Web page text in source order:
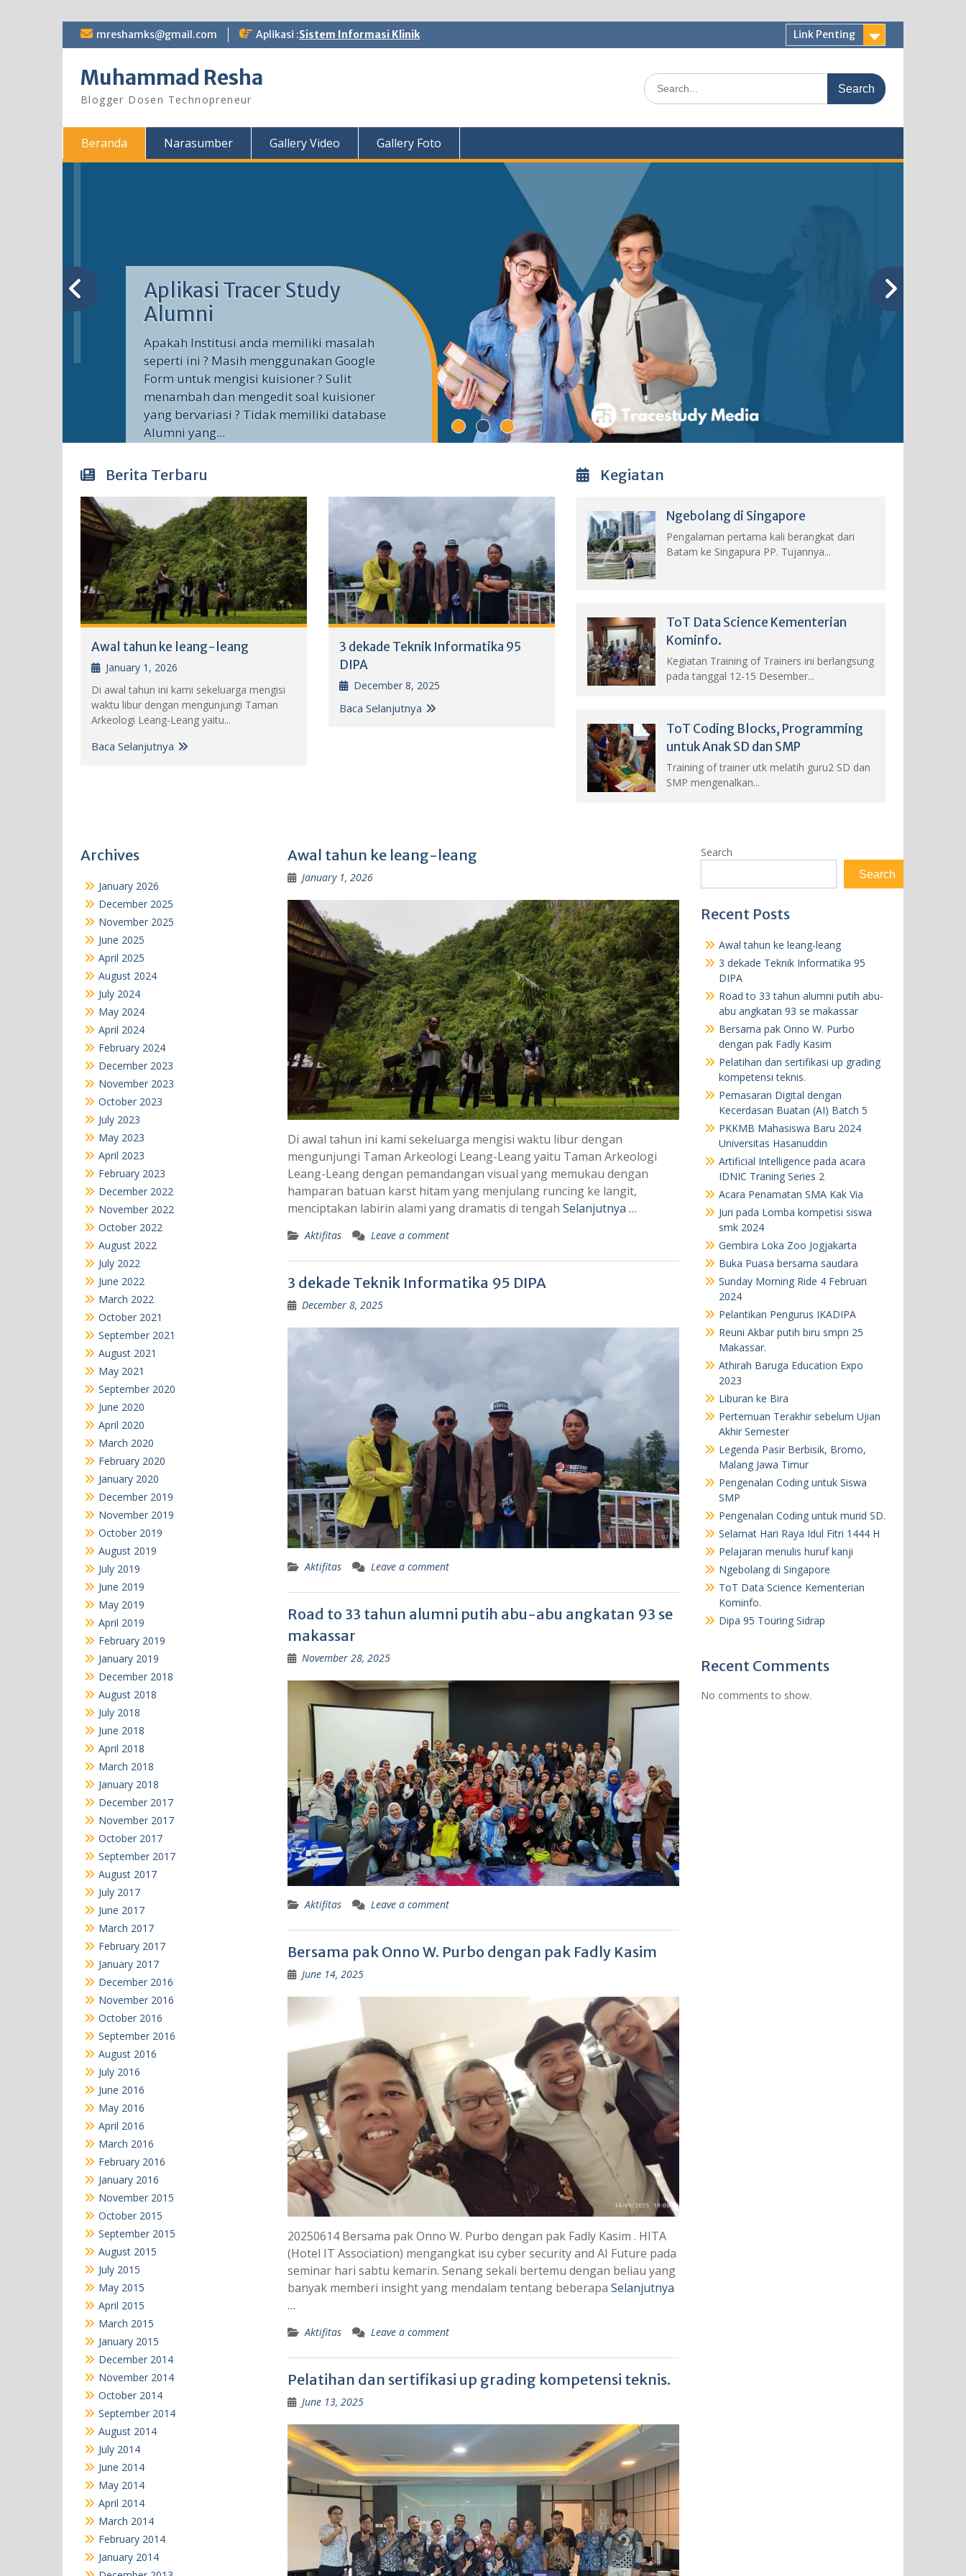
Skip mreshamks@gmail.com Aplikasi :Sistem Informasi Klinik Link Penting
Muhammad Resha
Blogger Dosen Technopreneur
Search
for:
Beranda Narasumber Gallery Video Gallery Foto
Aplikasi Tracer Study
Alumni
Apakah Institusi anda memiliki masalah
seperti ini ? Masih menggunakan Google
Form untuk mengisi kuisioner ? Sulit
menambah dan mengedit soal kuisioner
yang bervariasi ? Tidak memiliki database
Alumni yang...
Berita Terbaru
Awal tahun ke leang-leang
January 1, 2026
Di awal tahun ini kami sekeluarga mengisi
waktu libur dengan mengunjungi Taman
Arkeologi Leang-Leang yaitu...
Baca Selanjutnya
3 dekade Teknik Informatika 95
DIPA
December 8, 2025
Baca Selanjutnya
Kegiatan
Ngebolang di Singapore
Pengalaman pertama kali berangkat dari
Batam ke Singapura PP. Tujannya...
ToT Data Science Kementerian
Kominfo.
Kegiatan Training of Trainers ini berlangsung
pada tanggal 12-15 Desember...
ToT Coding Blocks, Programming
untuk Anak SD dan SMP
Training of trainer utk melatih guru2 SD dan
SMP mengenalkan...
Awal tahun ke leang-leang
January 1, 2026
Di awal tahun ini kami sekeluarga mengisi waktu libur dengan
mengunjungi Taman Arkeologi Leang-Leang yaitu Taman Arkeologi
Leang-Leang dengan pemandangan visual yang memukau dengan
hamparan batuan karst hitam yang menjulang runcing ke langit,
menciptakan labirin alami yang dramatis di tengah Selanjutnya …
Aktifitas Leave a comment
3 dekade Teknik Informatika 95 DIPA
December 8, 2025
Aktifitas Leave a comment
Road to 33 tahun alumni putih abu-abu angkatan 93 se
makassar
November 28, 2025
Aktifitas Leave a comment
Bersama pak Onno W. Purbo dengan pak Fadly Kasim
June 14, 2025
20250614 Bersama pak Onno W. Purbo dengan pak Fadly Kasim . HITA
(Hotel IT Association) mengangkat isu cyber security and AI Future pada
seminar hari sabtu kemarin. Senang sekali bertemu dengan beliau yang
banyak memberi insight yang mendalam tentang beberapa Selanjutnya
…
Aktifitas Leave a comment
Pelatihan dan sertifikasi up grading kompetensi teknis.
June 13, 2025
Search
Search
Recent Posts
Awal tahun ke leang-leang
3 dekade Teknik Informatika 95
DIPA
Road to 33 tahun alumni putih abu-
abu angkatan 93 se makassar
Bersama pak Onno W. Purbo
dengan pak Fadly Kasim
Pelatihan dan sertifikasi up grading
kompetensi teknis.
Pemasaran Digital dengan
Kecerdasan Buatan (AI) Batch 5
PKKMB Mahasiswa Baru 2024
Universitas Hasanuddin
Artificial Intelligence pada acara
IDNIC Traning Series 2
Acara Penamatan SMA Kak Via
Juri pada Lomba kompetisi siswa
smk 2024
Gembira Loka Zoo Jogjakarta
Buka Puasa bersama saudara
Sunday Morning Ride 4 Februari
2024
Pelantikan Pengurus IKADIPA
Reuni Akbar putih biru smpn 25
Makassar.
Athirah Baruga Education Expo
2023
Liburan ke Bira
Pertemuan Terakhir sebelum Ujian
Akhir Semester
Legenda Pasir Berbisik, Bromo,
Malang Jawa Timur
Pengenalan Coding untuk Siswa
SMP
Pengenalan Coding untuk murid SD.
Selamat Hari Raya Idul Fitri 1444 H
Pelajaran menulis huruf kanji
Ngebolang di Singapore
ToT Data Science Kementerian
Kominfo.
Dipa 95 Touring Sidrap
Recent Comments
No comments to show.
Archives
January 2026
December 2025
November 2025
June 2025
April 2025
August 2024
July 2024
May 2024
April 2024
February 2024
December 2023
November 2023
October 2023
July 2023
May 2023
April 2023
February 2023
December 2022
November 2022
October 2022
August 2022
July 2022
June 2022
March 2022
October 2021
September 2021
August 2021
May 2021
September 2020
June 2020
April 2020
March 2020
February 2020
January 2020
December 2019
November 2019
October 2019
August 2019
July 2019
June 2019
May 2019
April 2019
February 2019
January 2019
December 2018
August 2018
July 2018
June 2018
April 2018
March 2018
January 2018
December 2017
November 2017
October 2017
September 2017
August 2017
July 2017
June 2017
March 2017
February 2017
January 2017
December 2016
November 2016
October 2016
September 2016
August 2016
July 2016
June 2016
May 2016
April 2016
March 2016
February 2016
January 2016
November 2015
October 2015
September 2015
August 2015
July 2015
May 2015
April 2015
March 2015
January 2015
December 2014
November 2014
October 2014
September 2014
August 2014
July 2014
June 2014
May 2014
April 2014
March 2014
February 2014
January 2014